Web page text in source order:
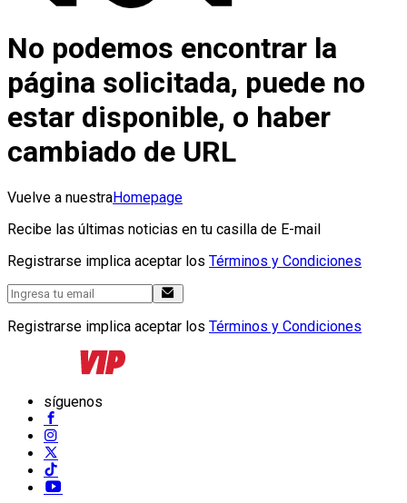
No podemos encontrar la
página solicitada, puede no
estar disponible, o haber
cambiado de URL
Vuelve a nuestraHomepage
Recibe las últimas noticias en tu casilla de E-mail
Registrarse implica aceptar los Términos y Condiciones
Registrarse implica aceptar los Términos y Condiciones
síguenos